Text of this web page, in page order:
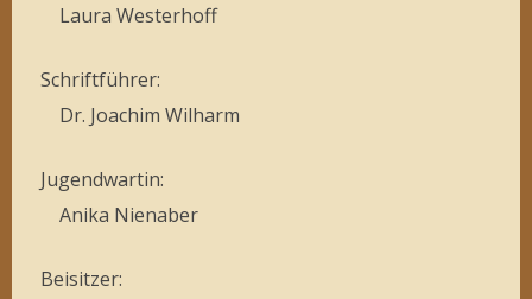
Laura Westerhoff
Schriftführer:
Dr. Joachim Wilharm
Jugendwartin:
Anika Nienaber
Beisitzer: